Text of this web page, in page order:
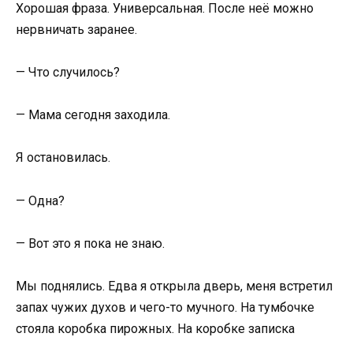
Хорошая фраза. Универсальная. После неё можно
нервничать заранее.
— Что случилось?
— Мама сегодня заходила.
Я остановилась.
— Одна?
— Вот это я пока не знаю.
Мы поднялись. Едва я открыла дверь, меня встретил
запах чужих духов и чего-то мучного. На тумбочке
стояла коробка пирожных. На коробке записка